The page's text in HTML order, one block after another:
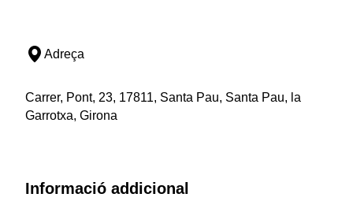
Adreça
Carrer, Pont, 23, 17811, Santa Pau, Santa Pau, la
Garrotxa, Girona
Informació addicional